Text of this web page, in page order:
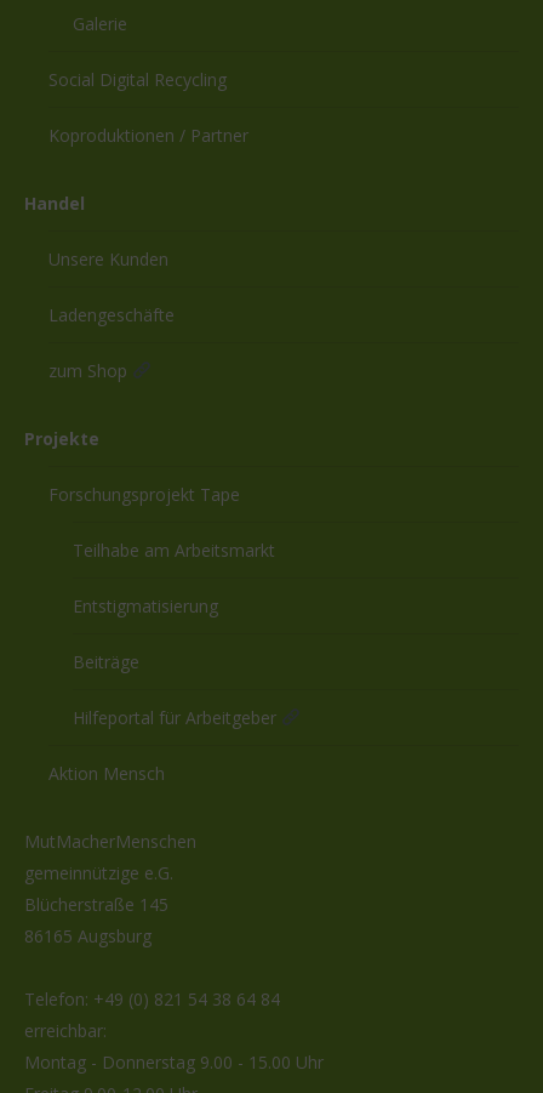
Galerie
Social Digital Recycling
Koproduktionen / Partner
Handel
Unsere Kunden
Ladengeschäfte
zum Shop
Projekte
Forschungsprojekt Tape
Teilhabe am Arbeitsmarkt
Entstigmatisierung
Beiträge
Hilfeportal für Arbeitgeber
Aktion Mensch
MutMacherMenschen
gemeinnützige e.G.
Blücherstraße 145
86165 Augsburg
Telefon: +49 (0) 821 54 38 64 84
erreichbar:
Montag - Donnerstag 9.00 - 15.00 Uhr